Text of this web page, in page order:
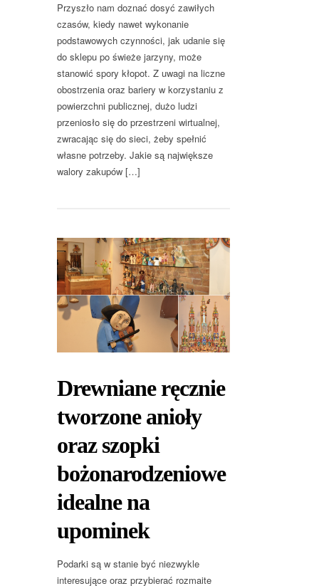
Przyszło nam doznać dosyć zawiłych
czasów, kiedy nawet wykonanie
podstawowych czynności, jak udanie się
do sklepu po świeże jarzyny, może
stanowić spory kłopot. Z uwagi na liczne
obostrzenia oraz bariery w korzystaniu z
powierzchni publicznej, dużo ludzi
przeniosło się do przestrzeni wirtualnej,
zwracając się do sieci, żeby spełnić
własne potrzeby. Jakie są największe
walory zakupów […]
Drewniane ręcznie
tworzone anioły
oraz szopki
bożonarodzeniowe
idealne na
upominek
Podarki są w stanie być niezwykle
interesujące oraz przybierać rozmaite